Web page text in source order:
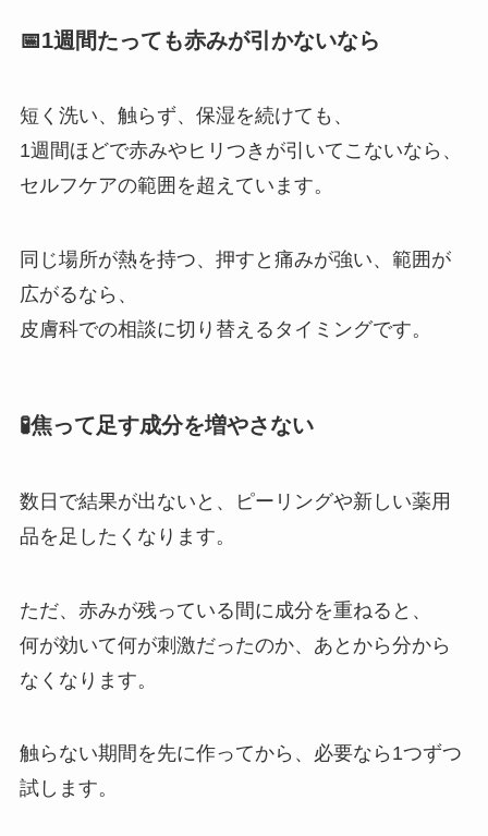
📅1週間たっても赤みが引かないなら
短く洗い、触らず、保湿を続けても、
1週間ほどで赤みやヒリつきが引いてこないなら、
セルフケアの範囲を超えています。
同じ場所が熱を持つ、押すと痛みが強い、範囲が
広がるなら、
皮膚科での相談に切り替えるタイミングです。
🧪焦って足す成分を増やさない
数日で結果が出ないと、ピーリングや新しい薬用
品を足したくなります。
ただ、赤みが残っている間に成分を重ねると、
何が効いて何が刺激だったのか、あとから分から
なくなります。
触らない期間を先に作ってから、必要なら1つずつ
試します。